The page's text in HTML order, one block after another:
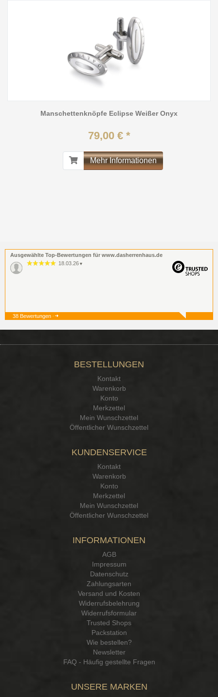
Manschettenknöpfe Eclipse Weißer Onyx
79,00 € *
Mehr Informationen
Ausgewählte Top-Bewertungen für www.dasherrenhaus.de
18.03.26 ▼
▼
38 Bewertungen
BESTELLUNGEN
Kontakt
Warenkorb
Konto
Merkzettel
Mein Wunschzettel
Öffentlicher Wunschzettel
KUNDENSERVICE
Kontakt
Warenkorb
Konto
Merkzettel
Mein Wunschzettel
Öffentlicher Wunschzettel
INFORMATIONEN
AGB
Impressum
Datenschutz
Zahlungsarten
Versand und Kosten
Widerrufsbelehrung
Widerrufsformular
Trusted Shops
Packstation
Wie bestellen?
Newsletter
FAQ - Häufig gestellte Fragen
UNSERE MARKEN